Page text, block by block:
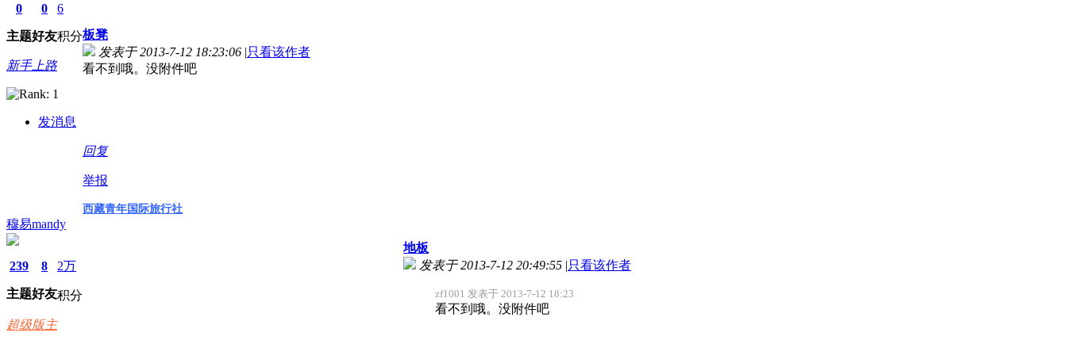
0
主题
0
好友
6
积分
新手上路
发消息
板凳
发表于 2013-7-12 18:23:06 |只看该作者
看不到哦。没附件吧
回复
举报
西藏青年国际旅行社
穆易mandy
239
主题
8
好友
2万
积分
超级版主
地板
发表于 2013-7-12 20:49:55 |只看该作者
zf1001 发表于 2013-7-12 18:23
看不到哦。没附件吧